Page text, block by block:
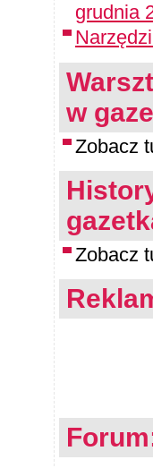
grudnia
w
Zobacz
Zobacz